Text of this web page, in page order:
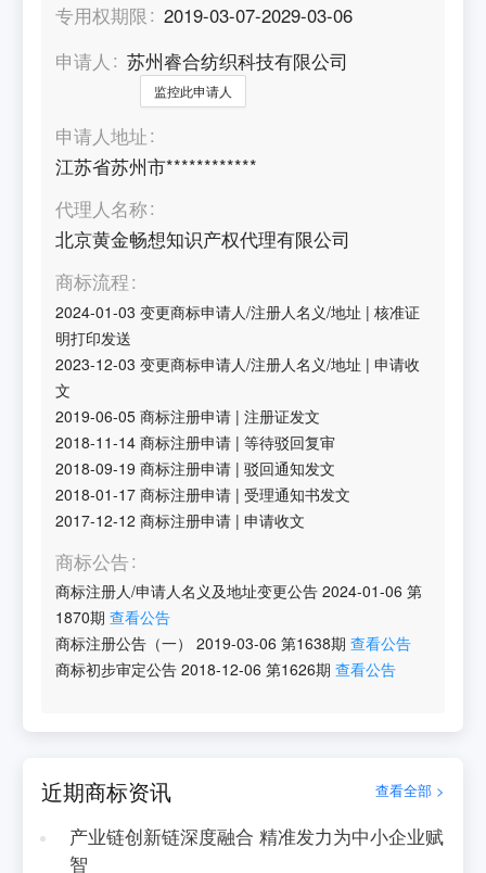
专用权期限
2019-03-07-2029-03-06
申请人
苏州睿合纺织科技有限公司
监控此申请人
申请人地址
江苏省苏州市************
代理人名称
北京黄金畅想知识产权代理有限公司
商标流程
2024-01-03 变更商标申请人/注册人名义/地址 |核准证
明打印发送
2023-12-03 变更商标申请人/注册人名义/地址 |申请收
文
2019-06-05 商标注册申请 |注册证发文
2018-11-14 商标注册申请 |等待驳回复审
2018-09-19 商标注册申请 |驳回通知发文
2018-01-17 商标注册申请 |受理通知书发文
2017-12-12 商标注册申请 |申请收文
商标公告
商标注册人/申请人名义及地址变更公告 2024-01-06 第
1870期 查看公告
商标注册公告（一）
2019-03-06 第1638期 查看公告
商标初步审定公告 2018-12-06 第1626期 查看公告
近期商标资讯 查看全部 >
产业链创新链深度融合 精准发力为中小企业赋
智